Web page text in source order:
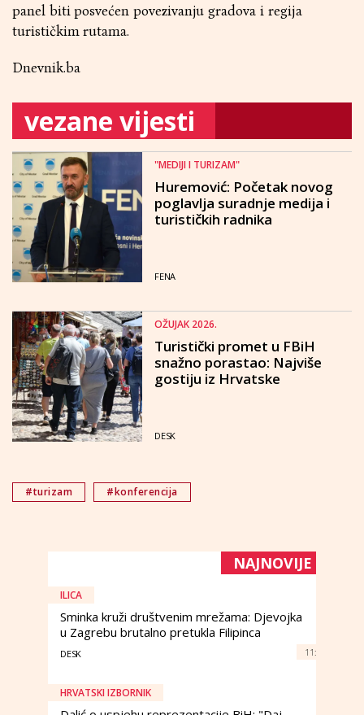
panel biti posvećen povezivanju gradova i regija
turističkim rutama.
Dnevnik.ba
vezane vijesti
"MEDIJI I TURIZAM"
Huremović: Početak novog
poglavlja suradnje medija i
turističkih radnika
FENA
OŽUJAK 2026.
Turistički promet u FBiH
snažno porastao: Najviše
gostiju iz Hrvatske
DESK
#turizam #konferencija
NAJNOVIJE
ILICA
Sminka kruži društvenim mrežama: Djevojka
u Zagrebu brutalno pretukla Filipinca
DESK 11:
HRVATSKI IZBORNIK